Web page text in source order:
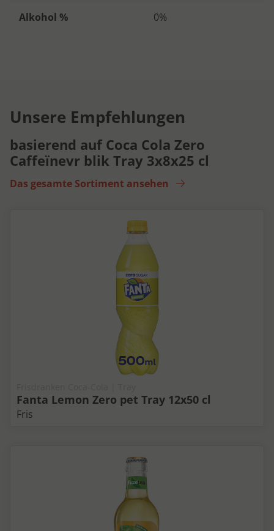
Alkohol % 0%
Unsere Empfehlungen
basierend auf Coca Cola Zero
Caffeïnevr blik Tray 3x8x25 cl
Das gesamte Sortiment ansehen
Fanta Lemon Zero pet Tray 12x50 cl
Fris